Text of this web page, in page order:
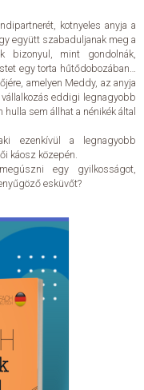
kotnyeles anyja a
együtt szabaduljanak meg a
bizonyul, mint gondolnák,
egy torta hűtődobozában…
amelyen Meddy, az anyja
eddigi legnagyobb
sem állhat a nénikék által
ezenkívül a legnagyobb
káosz közepén.
egy gyilkosságot,
esküvőt?